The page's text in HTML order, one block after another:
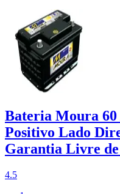
Bateria Moura 60
Positivo Lado
Garantia Livre
4.5